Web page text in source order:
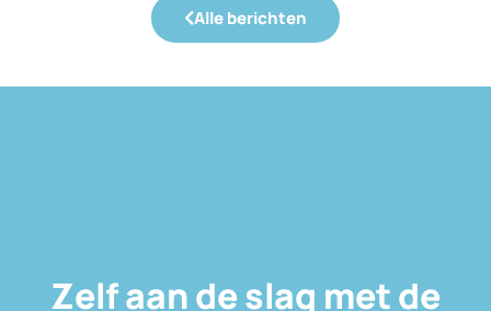
Alle berichten
Zelf aan de slag met de